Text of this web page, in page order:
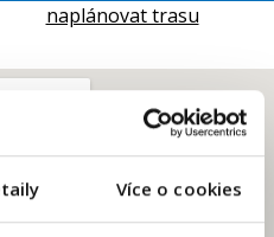
Více o cookies
naplánovat trasu